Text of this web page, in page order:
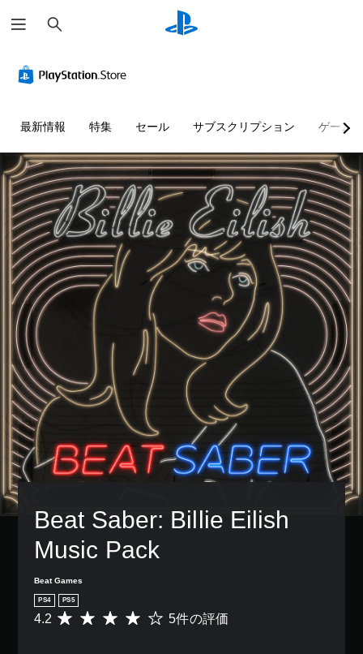
索
最新情報 特集 セール サブスクリプション ゲーム
Beat Saber: Billie Eilish
Music Pack
Beat Games
PS4 PS5
評
4.2 5件の評価